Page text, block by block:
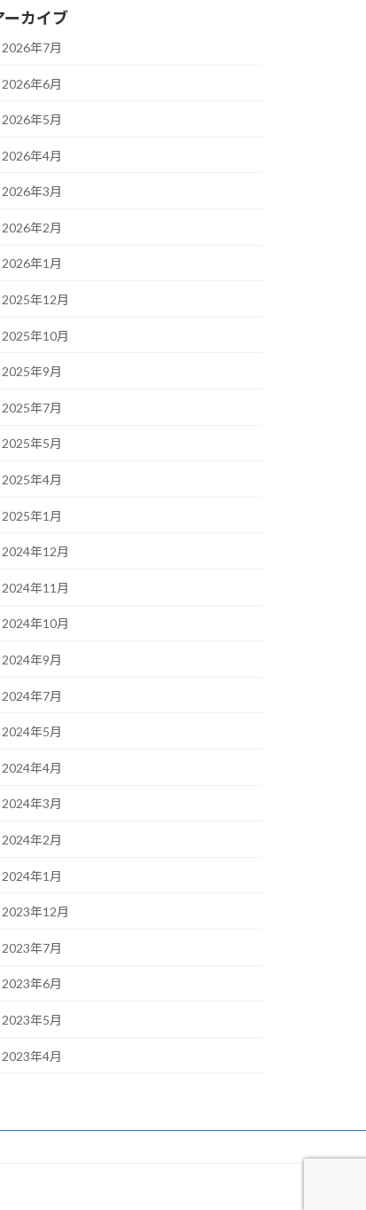
ーカイブ
2026年7月
2026年6月
2026年5月
2026年4月
2026年3月
2026年2月
2026年1月
2025年12月
2025年10月
2025年9月
2025年7月
2025年5月
2025年4月
2025年1月
2024年12月
2024年11月
2024年10月
2024年9月
2024年7月
2024年5月
2024年4月
2024年3月
2024年2月
2024年1月
2023年12月
2023年7月
2023年6月
2023年5月
2023年4月